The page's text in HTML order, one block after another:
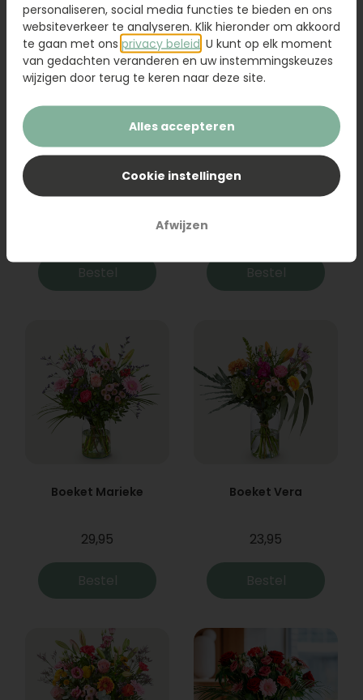
Boeket Raya
Bestel
Sanseveria
Bestel
Boeket Marieke
29,95
Bestel
Boeket Vera
23,95
Bestel
personaliseren, social media functies te bieden en ons
websiteverkeer te analyseren. Klik hieronder om akkoord
te gaan met ons privacy beleid . U kunt op elk moment
van gedachten veranderen en uw instemmingskeuzes
wijzigen door terug te keren naar deze site.
Alles accepteren
Cookie instellingen
Afwijzen